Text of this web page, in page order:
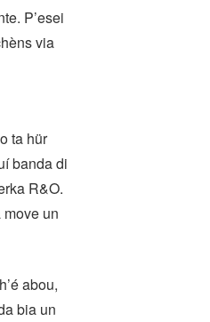
P’esei
via
ta hür
banda di
R&O.
un
abou,
bia un